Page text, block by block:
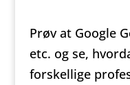
Prøv at Google
etc. og se,
forskellige